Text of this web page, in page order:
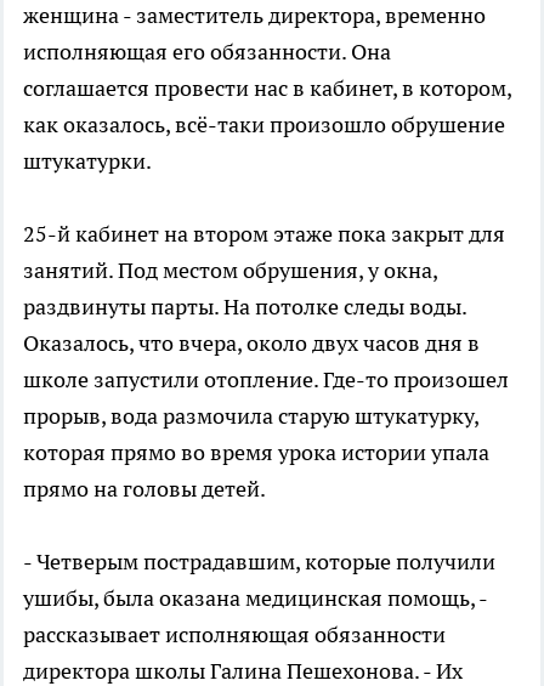
женщина - заместитель директора, временно
исполняющая его обязанности. Она
соглашается провести нас в кабинет, в котором,
как оказалось, всё-таки произошло обрушение
штукатурки.
25-й кабинет на втором этаже пока закрыт для
занятий. Под местом обрушения, у окна,
раздвинуты парты. На потолке следы воды.
Оказалось, что вчера, около двух часов дня в
школе запустили отопление. Где-то произошел
прорыв, вода размочила старую штукатурку,
которая прямо во время урока истории упала
прямо на головы детей.
- Четверым пострадавшим, которые получили
ушибы, была оказана медицинская помощь, -
рассказывает исполняющая обязанности
директора школы Галина Пешехонова. - Их